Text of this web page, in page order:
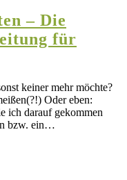
– Die
für
keiner mehr möchte?
Oder eben:
ich darauf gekommen
bzw. ein…